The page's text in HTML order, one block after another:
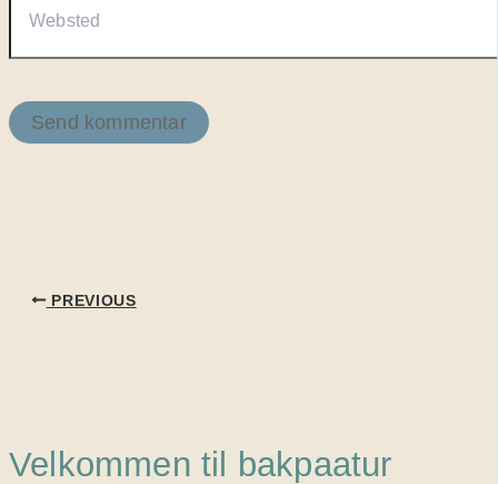
PREVIOUS
Velkommen til bakpaatur